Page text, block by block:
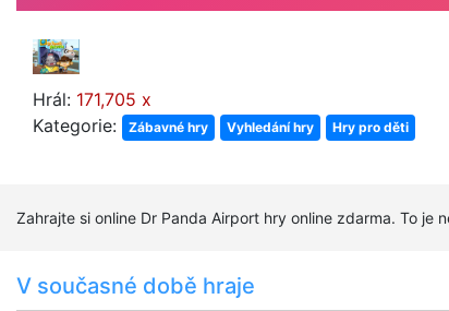
Hrál: 171,705 x
Kategorie:
Zábavné hry Vyhledání hry Hry pro děti
Zahrajte si online Dr Panda Airport hry online zdarma. To
V současné době hraje